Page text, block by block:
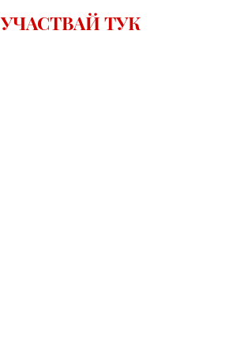
УЧАСТВАЙ ТУК